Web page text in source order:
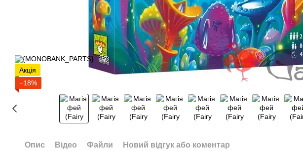
Акція
−18%
Опис Відео Файли Новий відгук або коментар